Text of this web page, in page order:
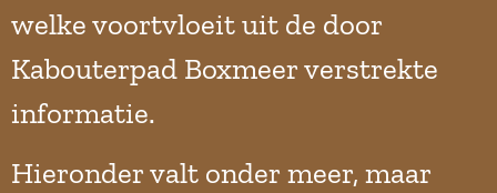
welke voortvloeit uit de door
Kabouterpad Boxmeer verstrekte
informatie.
Hieronder valt onder meer, maar